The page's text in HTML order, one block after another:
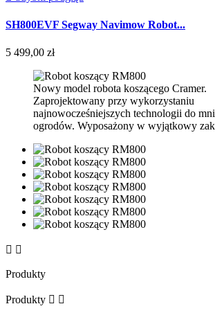
SH800EVF Segway Navimow Robot...
5 499,00 zł
Nowy model robota koszącego Cramer.
Zaprojektowany przy wykorzystaniu
najnowocześniejszych technologii do
ogrodów. Wyposażony w wyjątkowy
 
Produkty
Produkty  